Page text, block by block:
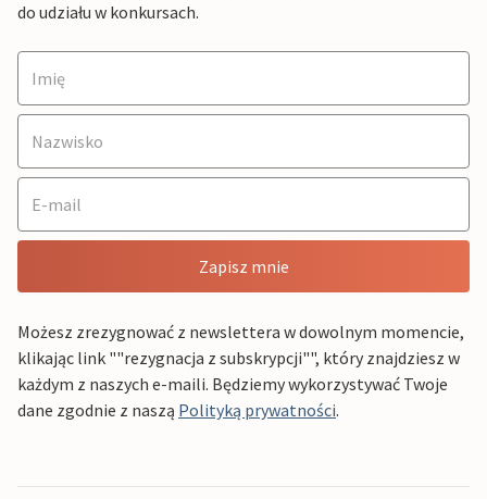
do udziału w konkursach.
Zapisz mnie
Możesz zrezygnować z newslettera w dowolnym momencie,
klikając link ""rezygnacja z subskrypcji"", który znajdziesz w
każdym z naszych e-maili. Będziemy wykorzystywać Twoje
dane zgodnie z naszą Polityką prywatności.